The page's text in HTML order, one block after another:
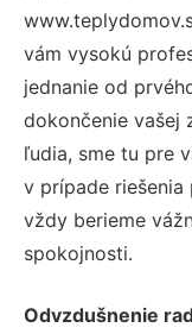
vám vysokú
jednanie od
dokončenie vašej
ľudia, sme tu pre
v prípade
vždy berieme
spokojnosti.
Odvzdušnenie